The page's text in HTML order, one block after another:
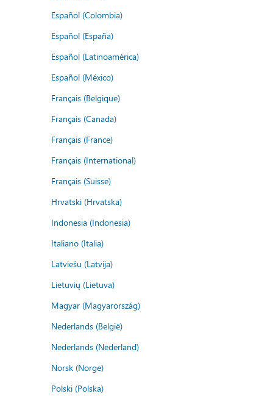
Español (Colombia)
Español (España)
Español (Latinoamérica)
Español (México)
Français (Belgique)
Français (Canada)
Français (France)
Français (International)
Français (Suisse)
Hrvatski (Hrvatska)
Indonesia (Indonesia)
Italiano (Italia)
Latviešu (Latvija)
Lietuvių (Lietuva)
Magyar (Magyarország)
Nederlands (België)
Nederlands (Nederland)
Norsk (Norge)
Polski (Polska)